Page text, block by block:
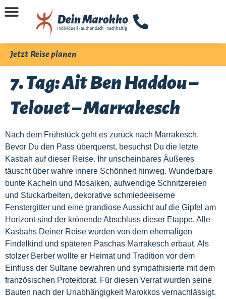
Jetzt Reise planen
7. Tag: Ait Ben Haddou –
Telouet – Marrakesch
Nach dem Frühstück geht es zurück nach Marrakesch.
Bevor Du den Pass überquerst, besuchst Du die letzte
Kasbah auf dieser Reise. Ihr unscheinbares Äußeres
täuscht über wahre innere Schönheit hinweg. Wunderbare
bunte Kacheln und Mosaiken, aufwendige Schnitzereien
und Stuckarbeiten, dekorative schmiedeeiserne
Fenstergitter und eine grandiose Aussicht auf die Gipfel am
Horizont sind der krönende Abschluss dieser Etappe. Alle
Kasbahs Deiner Reise wurden von dem ehemaligen
Findelkind und späteren Paschas Marrakesch erbaut. Als
stolzer Berber wollte er Heimat und Tradition vor dem
Einfluss der Sultane bewahren und sympathisierte mit dem
französischen Protektorat. Für diesen Verrat wurden seine
Bauten nach der Unabhängigkeit Marokkos vernachlässigt.